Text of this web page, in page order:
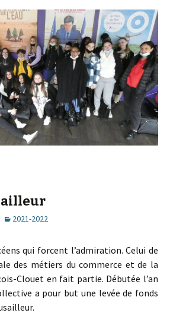
2021-2022
qui forcent l’admiration. Celui de
des métiers du commerce et de la
Clouet en fait partie. Débutée l’an
a pour but une levée de fonds